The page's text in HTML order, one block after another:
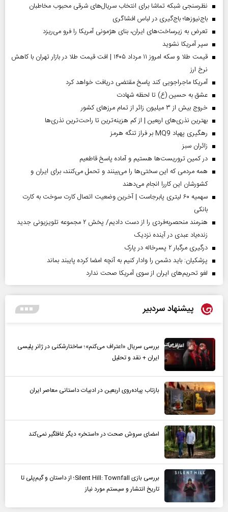
نظرسنجی شبکه تماشا برای انتخاب سریال‌های شرقی محبوب مخاطبان
باج‌نیوزها؛ باج‌گیری در لباس افشاگری
تعرض به زیرساخت‌های ایران، بنای هژمونی آمریکا را فرو می‌ریزد
سپر آمریکا نشوید
قیمت طلا و سکه امروز ۱۱ مرداد ۱۴۰۵ | افت قیمت طلا در بازار تهران با کاهش
نرخ ارز
آمریکا ماجراجویی کند پاسخ مقتضی دریافت خواهد کرد
عشق به حسین (ع) تا لحظه شهادت
خروج بیش از ۳ میلیون زائر از تمام مرز‌های کشور
بهترین نذری‌های اربعین | از کم هزینه‌ترین تا راحت‌ترین نذری‌ها
رهگیری پهپاد MQ9 بر فراز تنگه هرمز
‌زائران سبز
در کمین تروریست‌ها هستیم و آماده پاسخ قاطعیم
همه مردمی که این سختی‌ها را می‌بینند و تحمل می‌کنند، برای ایران و
کشورشان این کاررا انجام می‌دهند
سهمیه ۶۰ لیتری پابرجاست | آخرین وضعیت اتصال کارت سوخت به کارت
بانکی
هنرمند منحصر‌به‌فردی را از دست دادیم/ پخش ۲ مجموعه تلویزیونی جدید
زنده‌یاد عبدی در آینده نزدیک
درگیری مرگبار ۲ پسرخاله در پارک
پزشکیان: باید دشمن را وادار کنیم به آنچه امضا کرده پایبند بماند
لغو تحریم‌های ایران از سوی آمریکا صحت ندارد
پیشنهاد سردبیر
بررسی سریال «اعتراف می‌کنم»؛ ساختارشکنی در ژانر پلیسی
ایران + نقد و تحلیل
بازتاب پیاده‌روی اربعین در ادبیات داستانی معاصر ایران
امضای سروش صحت در «استخر» دیگر غافلگیر نمی‌کند
بررسی بازی Silent Hill: Townfall؛ از داستان و گیم‌پلی تا
تاریخ انتشار و سیستم مورد نیاز